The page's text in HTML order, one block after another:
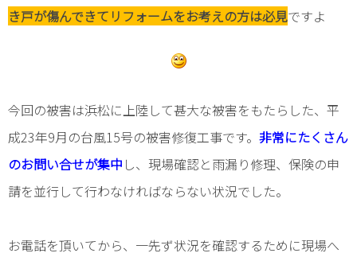
き戸が傷んできてリフォームをお考えの方は必見ですよ
今回の被害は浜松に上陸して甚大な被害をもたらした、平
成23年9月の台風15号の被害修復工事です。 非常にたくさん
のお問い合せが集中 し、現場確認と雨漏り修理、保険の申
請を並行して行わなければならない状況でした。
お電話を頂いてから、一先ず状況を確認するために現場へ